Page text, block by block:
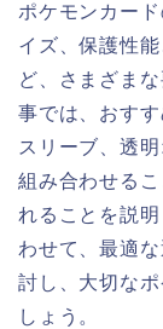
ポケモンカー
イズ、保護性
ど、さまざま
事では、おす
スリーブ、透
組み合わせる
れることを説
わせて、最適
討し、大切な
しょう。